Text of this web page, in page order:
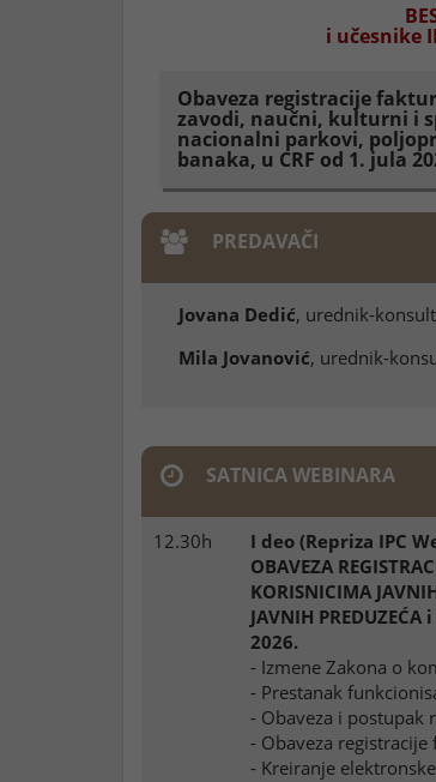
i učesnike
Obaveza registracije
zavodi, naučni, kulturni i
nacionalni parkovi,
banaka, u CRF od 1. jula
PREDAVAČI
Jovana Dedić, urednik-
Mila Jovanović, urednik-
SATNICA WEBINARA
12.30h
I deo (Repriza IPC
OBAVEZA
KORISNICIMA
JAVNIH PREDUZEĆA
2026.
- Izmene Zakona o
- Prestanak
- Obaveza i postupak
- Obaveza
- Kreiranje